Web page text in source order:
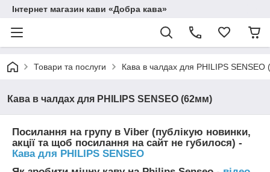
Інтернет магазин кави «Добра кава»
Товари та послуги Кава в чалдах для PHILIPS
Кава в чалдах для PHILIPS SENSEO (62мм)
Посилання на групу в Viber (публікую новинки,
акції та щоб посилання на сайт не губилося) -
Кава для PHILIPS SENSEO